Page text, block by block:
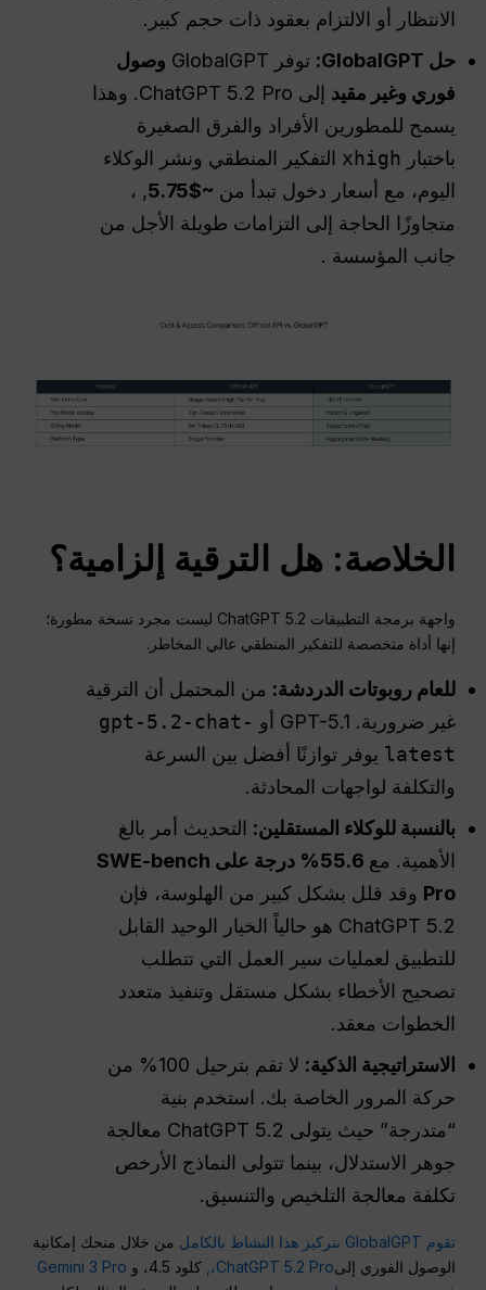
الانتظار أو الالتزام بعقود ذات حجم كبير.
حل GlobalGPT:
توفر GlobalGPT
وصول
فوري وغير مقيد
إلى ChatGPT 5.2 Pro. وهذا
يسمح للمطورين الأفراد والفرق الصغيرة
باختبار xhigh التفكير المنطقي ونشر الوكلاء
اليوم، مع أسعار دخول تبدأ من ~$5.75
, ،
متجاوزًا الحاجة إلى التزامات طويلة الأجل من
جانب المؤسسة .
الخلاصة: هل الترقية إلزامية؟
واجهة برمجة التطبيقات ChatGPT 5.2 ليست مجرد نسخة مطورة؛
إنها أداة متخصصة للتفكير المنطقي عالي المخاطر.
للعامروبوتات الدردشة: من المحتمل أن الترقية
غير ضرورية. GPT-5.1 أو
gpt-5.2-chat-
latest يوفر توازنًا أفضل بين السرعة
والتكلفة لواجهات المحادثة.
بالنسبة للوكلاء المستقلين: التحديث أمر بالغ
الأهمية. مع
55.6% درجة على SWE-bench
Pro وقد قلل بشكل كبير من الهلوسة، فإن
ChatGPT 5.2 هو حالياً الخيار الوحيد القابل
للتطبيق لعمليات سير العمل التي تتطلب
تصحيح الأخطاء بشكل مستقل وتنفيذ متعدد
الخطوات معقد.
الاستراتيجية الذكية:
لا تقم بترحيل 100% من
حركة المرور الخاصة بك. استخدم بنية
“متدرجة” حيث يتولى ChatGPT 5.2 معالجة
جوهر الاستدلال، بينما تتولى النماذج الأرخص
تكلفة معالجة التلخيص والتنسيق.
تقوم GlobalGPT بتركيز هذا النشاط بالكامل
من خلال منحك إمكانية
الوصول الفوري إلىChatGPT 5.2 Pro،, كلود 4.5، و
Gemini 3 Pro